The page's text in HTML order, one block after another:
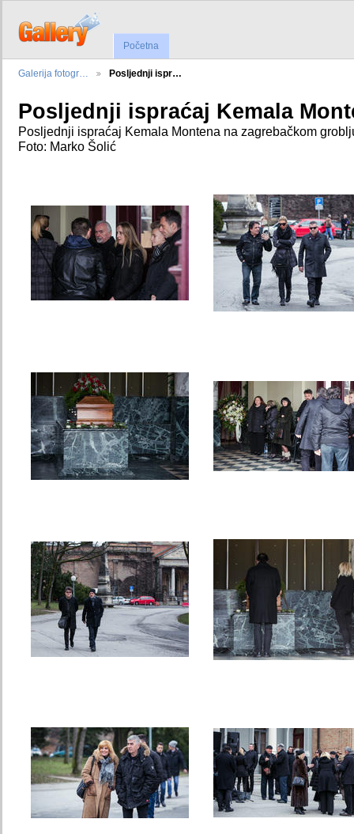
Početna
Galerija fotogr… Posljednji ispr…
Posljednji ispraćaj Kemala
Posljednji ispraćaj Kemala Montena na zagrebačkom
Foto: Marko Šolić